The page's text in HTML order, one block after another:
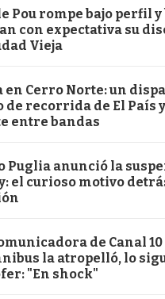
Pou rompe bajo perfil
con expectativa su
Vieja
en Cerro Norte: un
de recorrida de El País
entre bandas
Puglia anunció la
el curioso motivo
de Canal
la atropelló, lo
"En shock"